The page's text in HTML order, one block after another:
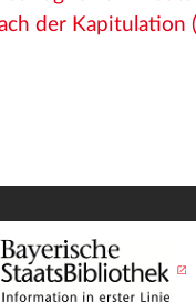
der Kapitulation